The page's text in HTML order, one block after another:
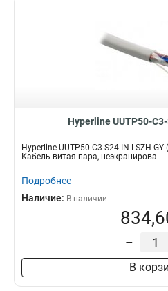
Hyperline UUTP50-
Hyperline UUTP50-C3-S24-IN-LSZH-GY
Кабель витая пара, неэкранирова...
Подробнее
Наличие: В наличии
–
В